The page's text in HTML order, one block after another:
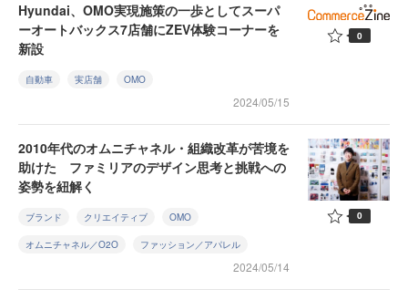
Hyundai、OMO実現施策の一歩としてスーパ
ーオートバックス7店舗にZEV体験コーナーを
新設
自動車 実店舗 OMO
2024/05/15
0
2010年代のオムニチャネル・組織改革が苦境を
助けた ファミリアのデザイン思考と挑戦への
姿勢を紐解く
ブランド クリエイティブ OMO
オムニチャネル／O2O ファッション／アパレル
2024/05/14
0